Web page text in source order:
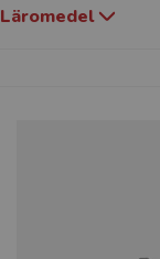
Läromedel